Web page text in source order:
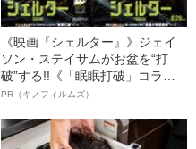
《映画『シェルター』》ジェイ
ソン・ステイサムがお盆を“打
破”する!!《「眠眠打破」コラ
ボ》
PR（キノフィルムズ）